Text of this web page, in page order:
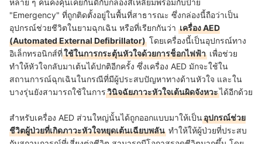
หลาย ๆ คนคงคุ้นเคยกันดีกับกล่องสี่เหลี่ยมพร้อมกับป้าย
"Emergency" ที่ถูกติดตั้งอยู่ในพื้นที่สาธารณะ ซึ่งกล่องนี้ถือว่าเป็น
อุปกรณ์ช่วยชีวิตในยามฉุกเฉิน หรือที่เรียกกันว่า เครื่อง AED
(Automated External Defibrillator) โดยเครื่องนี้เป็นอุปกรณ์ทาง
อิเล็กทรอนิกส์ที่ใช้ในการกระตุ้นหัวใจด้วยการช็อกไฟฟ้า เพื่อช่วย
ทำให้หัวใจกลับมาเต้นได้ปกติอีกครั้ง ซึ่งเครื่อง AED มักจะใช้ใน
สถานการณ์ฉุกเฉินในกรณีที่มีผู้ประสบปัญหาทางด้านหัวใจ และใน
บางรุ่นยังสามารถใช้ในการวินิจฉัยภาวะหัวใจเต้นผิดจังหวะได้อีกด้วย
สำหรับเครื่อง AED ส่วนใหญ่นั้นได้ถูกออกแบบมาให้เป็นอุปกรณ์ช่วย
ชีวิตผู้ป่วยที่เกิดภาวะหัวใจหยุดเต้นเฉียบพลัน ทำให้ให้ผู้ป่วยที่ประสบ